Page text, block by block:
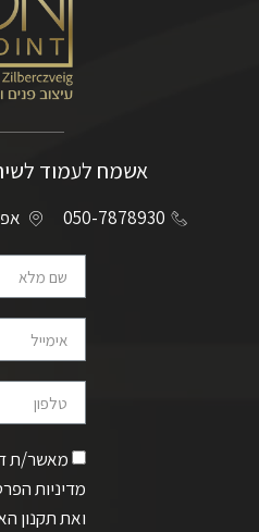
אשמח לעמוד
050-7878930
מאשר/ת
מדיניות
ואת תקנון